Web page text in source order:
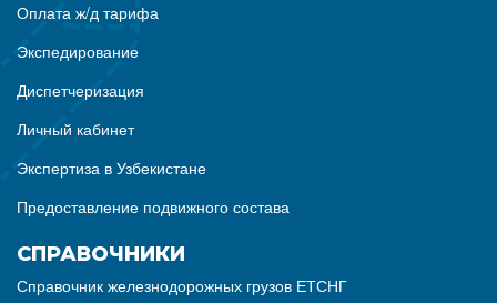
Оплата ж/д тарифа
Экспедирование
Диспетчеризация
Личный кабинет
Экспертиза в Узбекистане
Предоставление подвижного состава
СПРАВОЧНИКИ
Справочник железнодорожных грузов ЕТСНГ